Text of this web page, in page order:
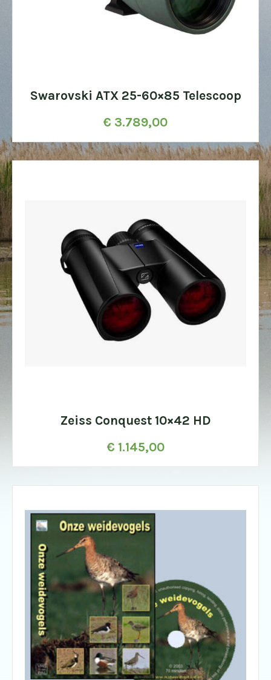
Swarovski ATX 25-60×85 Telescoop
€ 3.789,00
Zeiss Conquest 10×42 HD
€ 1.145,00